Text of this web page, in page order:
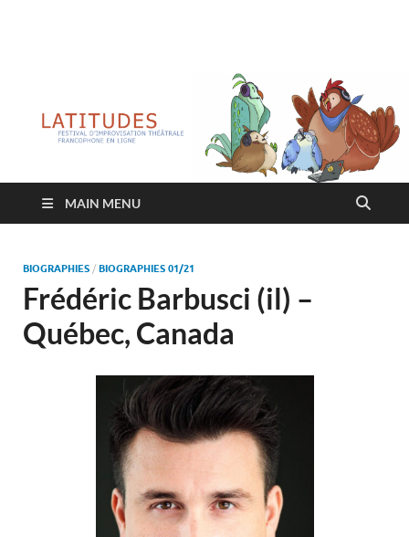
MAIN MENU
BIOGRAPHIES / BIOGRAPHIES 01/21
Frédéric Barbusci (il) –
Québec, Canada